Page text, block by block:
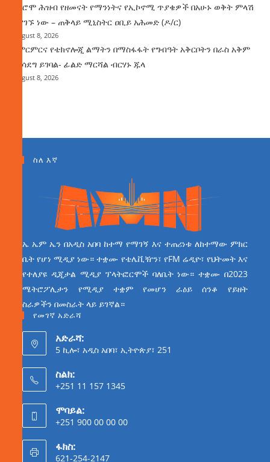
የኦሮሞ ሕዝብ የዘመናት የማንነትና የኢኮኖሚ ጥያቄዎች በአሁኑ ወቅት ምላሽ
እያገኙ ነው – ጠቅላይ ሚኒስትር ዐቢይ አሕመድ (ዶ/ር)
August 8, 2026
የምርምርና የቴክኖሎጂ ልማትን በማስፋፋት የግብዓት አቅርቦትን በራስ አቅም
ማሳደግ ይገባል- ፊልድ ማርሻል ብርሃኑ ጁላ
August 8, 2026
ስለ እኛ
ኤ ኤም ኤን በአዲስ አበባ ከተማ የማገኝ እና ተጠሪነቱ ለከተማው ምክር
ቤት የሆነ ሚዲያ ነው። ተቋሙ የቴሌቪዥን፣ የFM ሬዲዮ፣ የህትመት እና
የተለያዩ ዲጂታል ሚዲያ ፕላትፎርሞች ባለቤት ነው። ተቋሙ በ2023
ሜትሮፖሊታን የሚዲያ ተቋም የመሆን ራዕይ ሰንቆ የይዘት
ስራዎችን በመስራት ላይ ይገኛል።
የመገኛ አድራሻ
አድራሻ:
5 ኪሎ፣ አዲስ አበባ፣ ኢትዮጵያ፣ 251
ስልክ:
+251 11 157 1345
ሞባይል:
+251 900 00 00 00
ፋክስ:
621-254-2147